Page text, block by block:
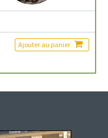
Ajouter au panier